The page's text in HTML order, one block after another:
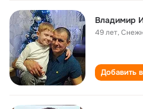
Владимир
49 лет,
Добавить